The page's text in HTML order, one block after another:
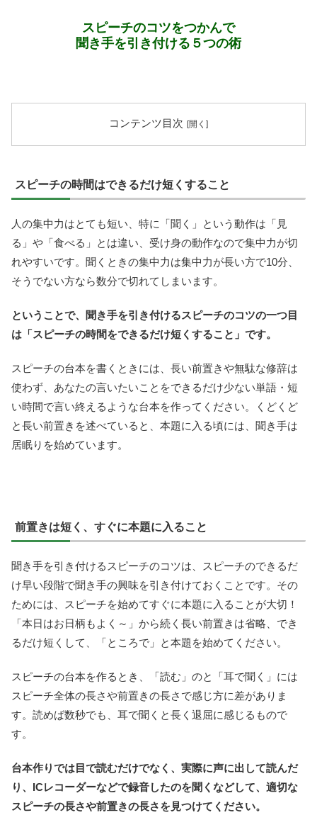
スピーチのコツをつかんで
聞き手を引き付ける５つの術
コンテンツ目次
スピーチの時間はできるだけ短くすること
人の集中力はとても短い、特に「聞く」という動作は「見
る」や「食べる」とは違い、受け身の動作なので集中力が切
れやすいです。聞くときの集中力は集中力が長い方で10分、
そうでない方なら数分で切れてしまいます。
ということで、聞き手を引き付けるスピーチのコツの一つ目
は「スピーチの時間をできるだけ短くすること」です。
スピーチの台本を書くときには、長い前置きや無駄な修辞は
使わず、あなたの言いたいことをできるだけ少ない単語・短
い時間で言い終えるような台本を作ってください。くどくど
と長い前置きを述べていると、本題に入る頃には、聞き手は
居眠りを始めています。
前置きは短く、すぐに本題に入ること
聞き手を引き付けるスピーチのコツは、スピーチのできるだ
け早い段階で聞き手の興味を引き付けておくことです。その
ためには、スピーチを始めてすぐに本題に入ることが大切！
「本日はお日柄もよく～」から続く長い前置きは省略、でき
るだけ短くして、「ところで」と本題を始めてください。
スピーチの台本を作るとき、「読む」のと「耳で聞く」には
スピーチ全体の長さや前置きの長さで感じ方に差がありま
す。読めば数秒でも、耳で聞くと長く退屈に感じるもので
す。
台本作りでは目で読むだけでなく、実際に声に出して読んだ
り、ICレコーダーなどで録音したのを聞くなどして、適切な
スピーチの長さや前置きの長さを見つけてください。